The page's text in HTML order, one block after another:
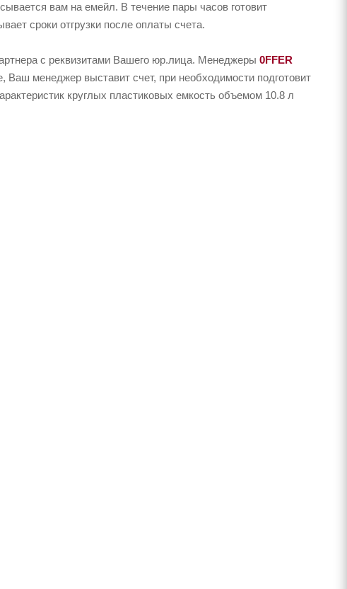
вам на емейл. В течение пары часов готовит
сроки отгрузки после оплаты счета.
с реквизитами Вашего юр.лица. Менеджеры 0FFER
Ваш менеджер выставит счет, при необходимости подготовит
круглых пластиковых емкость объемом 10.8 л